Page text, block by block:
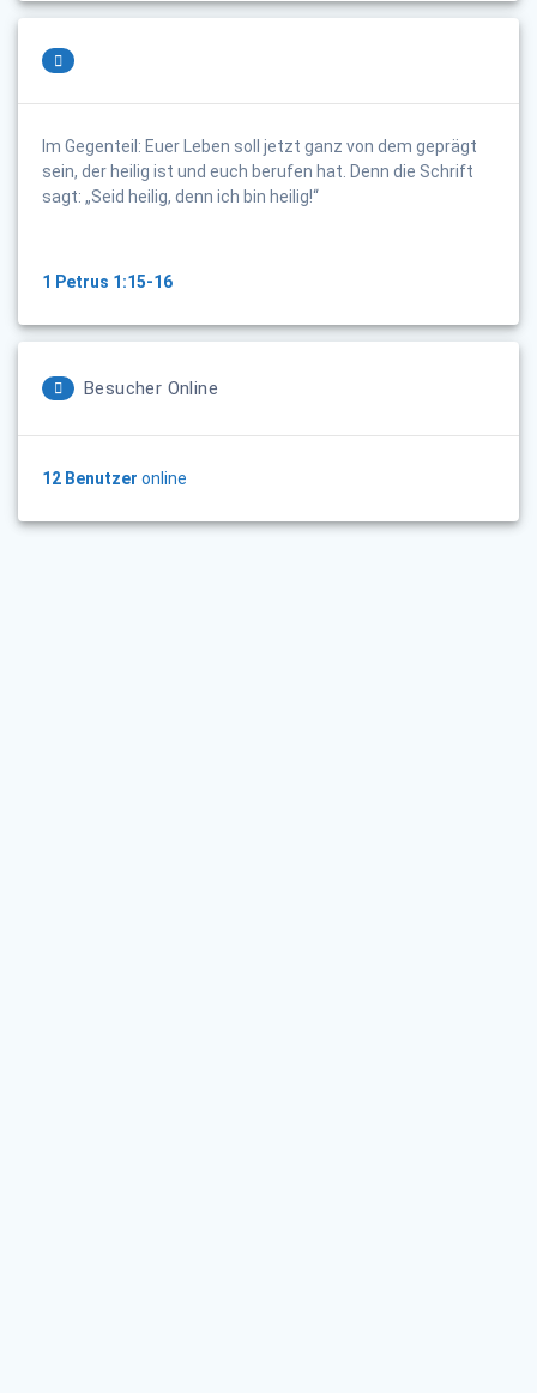
Im Gegenteil: Euer Leben soll jetzt ganz von dem geprägt
sein, der heilig ist und euch berufen hat. Denn die Schrift
sagt: „Seid heilig, denn ich bin heilig!“
1 Petrus 1:15-16
Besucher Online
12 Benutzer online